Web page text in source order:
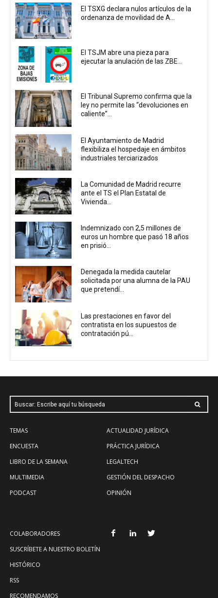
El TSXG declara nulos artículos de la
ordenanza de movilidad de A...
El TSJM abre una pieza para
ejecutar la anulación de las ZBE...
El Tribunal Supremo confirma que la
ley no permite las “devoluciones en
caliente”...
El Ayuntamiento de Madrid
flexibiliza el hospedaje en ámbitos
industriales terciarizados
La Comunidad de Madrid recurre
ante el TS el Plan Estatal de
Vivienda...
Indemnizado con 2,5 millones de
euros un hombre que pasó 18 años
en prisió...
Denegada la medida cautelar
solicitada por una alumna de la PAU
que pretendí...
Las prestaciones en favor del
contratista en los supuestos de
contratación pú...
Buscar: Escribe aquí tu búsqueda
TEMAS
ENCUESTA
LIBRO DE LA SEMANA
MULTIMEDIA
PODCAST
ACTUALIDAD JURÍDICA
PRÁCTICA JURÍDICA
LEGALTECH
GESTIÓN DEL DESPACHO
OPINIÓN
COLABORADORES
SUSCRÍBETE A NUESTRO BOLETÍN
HISTÓRICO
RSS
RECOMENDAMOS